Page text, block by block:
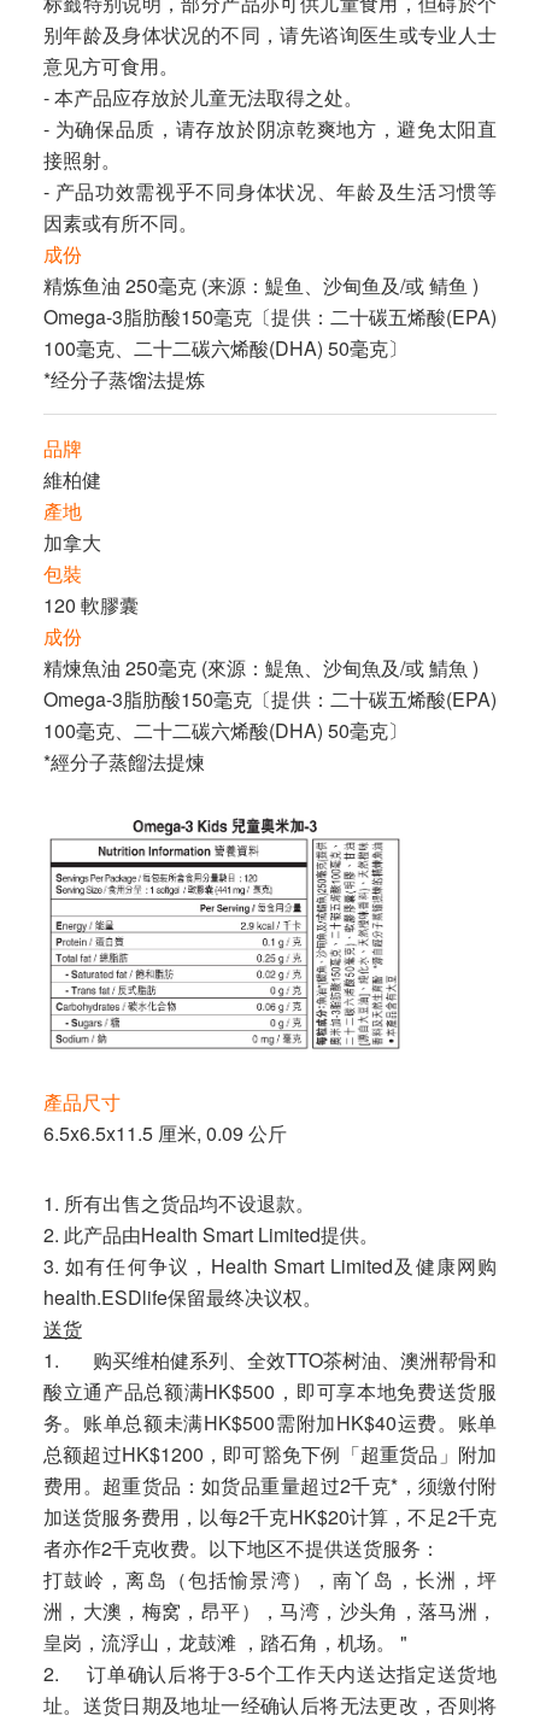
别年龄及身体状况的不同，请先谘询医生或专业人士
意见方可食用。
- 本产品应存放於儿童无法取得之处。
- 为确保品质，请存放於阴凉乾爽地方，避免太阳直
接照射。
- 产品功效需视乎不同身体状况、年龄及生活习惯等
因素或有所不同。
成份
精炼鱼油 250毫克 (来源：鯷鱼、沙甸鱼及/或 鲭鱼 )
Omega-3脂肪酸150毫克〔提供：二十碳五烯酸(EPA)
100毫克、二十二碳六烯酸(DHA) 50毫克〕
*经分子蒸馏法提炼
品牌
維柏健
產地
加拿大
包裝
120 軟膠囊
成份
精煉魚油 250毫克 (來源：鯷魚、沙甸魚及/或 鯖魚 )
Omega-3脂肪酸150毫克〔提供：二十碳五烯酸(EPA)
100毫克、二十二碳六烯酸(DHA) 50毫克〕
*經分子蒸餾法提煉
產品尺寸
6.5x6.5x11.5 厘米, 0.09 公斤
1. 所有出售之货品均不设退款。
2. 此产品由Health Smart Limited提供。
3. 如有任何争议，Health Smart Limited及健康网购
health.ESDlife保留最终决议权。
送货
1. 购买维柏健系列、全效TTO茶树油、澳洲帮骨和
酸立通产品总额满HK$500，即可享本地免费送货服
务。账单总额未满HK$500需附加HK$40运费。账单
总额超过HK$1200，即可豁免下例「超重货品」附加
费用。超重货品：如货品重量超过2千克*，须缴付附
加送货服务费用，以每2千克HK$20计算，不足2千克
者亦作2千克收费。以下地区不提供送货服务：
打鼓岭，离岛（包括愉景湾），南丫岛，长洲，坪
洲，大澳，梅窝，昂平），马湾，沙头角，落马洲，
皇岗，流浮山，龙鼓滩 ，踏石角，机场。 "
2. 订单确认后将于3-5个工作天内送达指定送货地
址。送货日期及地址一经确认后将无法更改，否则将